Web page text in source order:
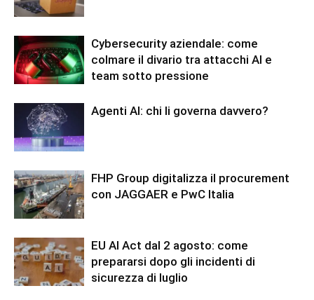
Cybersecurity aziendale: come
colmare il divario tra attacchi AI e
team sotto pressione
Agenti AI: chi li governa davvero?
FHP Group digitalizza il procurement
con JAGGAER e PwC Italia
EU AI Act dal 2 agosto: come
prepararsi dopo gli incidenti di
sicurezza di luglio